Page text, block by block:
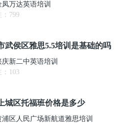
万达英语培训
799
武侯区雅思5.5培训是基础的吗
新二中英语培训
103
城区托福班价格是多少
浦区人民广场新航道雅思培训